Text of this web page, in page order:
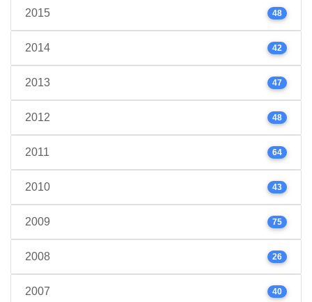
2015 48
2014 42
2013 47
2012 48
2011 64
2010 43
2009 75
2008 26
2007 40